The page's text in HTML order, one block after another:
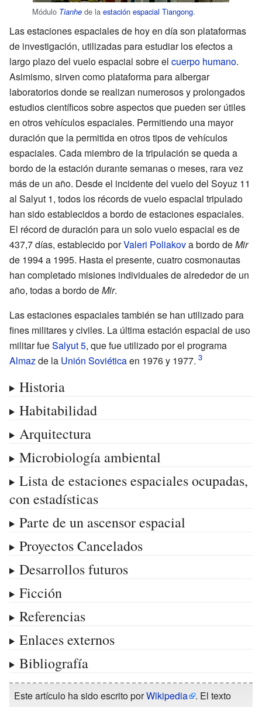
Módulo Tianhe de la estación espacial Tiangong.
Las estaciones espaciales de hoy en día son plataformas
de investigación, utilizadas para estudiar los efectos a
largo plazo del vuelo espacial sobre el cuerpo humano.
Asimismo, sirven como plataforma para albergar
laboratorios donde se realizan numerosos y prolongados
estudios científicos sobre aspectos que pueden ser útiles
en otros vehículos espaciales. Permitiendo una mayor
duración que la permitida en otros tipos de vehículos
espaciales. Cada miembro de la tripulación se queda a
bordo de la estación durante semanas o meses, rara vez
más de un año. Desde el incidente del vuelo del Soyuz 11
al Salyut 1, todos los récords de vuelo espacial tripulado
han sido establecidos a bordo de estaciones espaciales.
El récord de duración para un solo vuelo espacial es de
437,7 días, establecido porValeri Poliakova bordo deMir
de 1994 a 1995. Hasta el presente, cuatro cosmonautas
han completado misiones individuales de alrededor de un
año, todas a bordo deMir.
Las estaciones espaciales también se han utilizado para
fines militares y civiles. La última estación espacial de uso
militar fueSalyut 5, que fue utilizado por el programa
Almaz de la Unión Soviéticaen 1976 y 1977.
Historia
Habitabilidad
Arquitectura
Microbiología ambiental
Lista de estaciones espaciales ocupadas,
con estadísticas
Parte de un ascensor espacial
Proyectos Cancelados
Desarrollos futuros
Ficción
Referencias
Enlaces externos
Bibliografía
Este artículo ha sido escrito porWikipedia
. El texto